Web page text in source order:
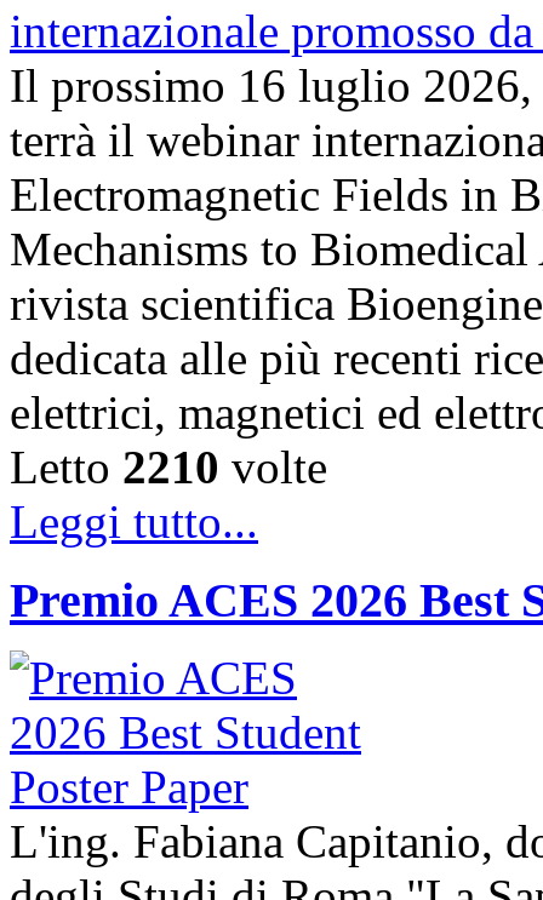
Il prossimo 16 luglio
terrà il webinar
Electromagnetic Fields in
Mechanisms to
rivista scientifica
dedicata alle più recenti
elettrici, magnetici ed
Letto 2210 volte
Leggi tutto...
Premio ACES 2026 Best
L'ing. Fabiana Capitanio,